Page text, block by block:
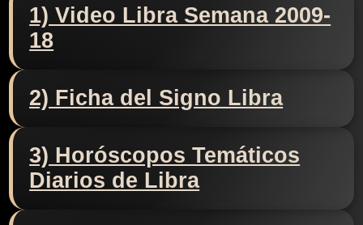
1) Video Libra Semana 2009-
18
2) Ficha del Signo Libra
3) Horóscopos Temáticos
Diarios de Libra